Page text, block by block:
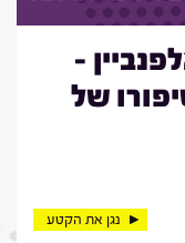
אלפנביין -
של
נגן את הקטע